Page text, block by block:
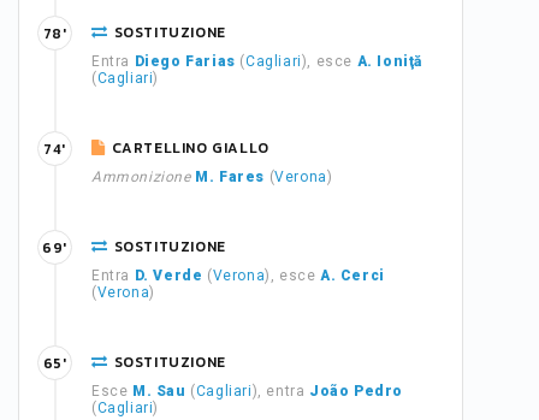
SOSTITUZIONE
Entra Diego Farias (Cagliari), esce A. Ioniţă
(Cagliari)
78'
CARTELLINO GIALLO
Ammonizione M. Fares (Verona)
74'
SOSTITUZIONE
Entra D. Verde (Verona), esceA. Cerci
(Verona)
69'
SOSTITUZIONE
Esce M. Sau (Cagliari), entra João Pedro
(Cagliari)
65'